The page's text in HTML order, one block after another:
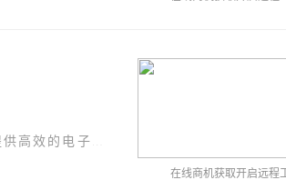
在线商机获取开启远程